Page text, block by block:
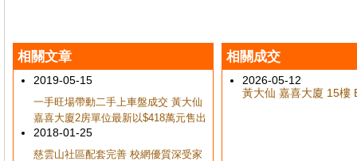
相關文章
2019-05-15
一手旺場帶動二手上車盤成交 黃大仙
嘉喜大廈2房單位最新以$418萬元售出
2018-01-25
慈雲山社區配套完善 校網優質深受家
相關成交
2026-05-12
黃大仙 嘉喜大廈 15樓